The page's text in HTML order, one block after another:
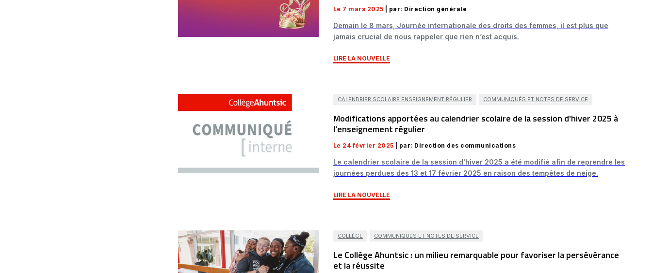
Le 7 mars 2025 | par: Direction générale
Demain le 8 mars, Journée internationale des droits des femmes, il est plus que
jamais crucial de nous rappeler que rien n’est acquis.
LIRE LA NOUVELLE
CALENDRIER SCOLAIRE ENSEIGNEMENT RÉGULIER COMMUNIQUÉS ET NOTES DE SERVICE
Modifications apportées au calendrier scolaire de la session d'hiver 2025 à
l'enseignement régulier
Le 24 février 2025 | par: Direction des communications
Le calendrier scolaire de la session d'hiver 2025 a été modifié afin de reprendre les
journées perdues des 13 et 17 février 2025 en raison des tempêtes de neige.
LIRE LA NOUVELLE
COLLÈGE COMMUNIQUÉS ET NOTES DE SERVICE
Le Collège Ahuntsic : un milieu remarquable pour favoriser la persévérance
et la réussite